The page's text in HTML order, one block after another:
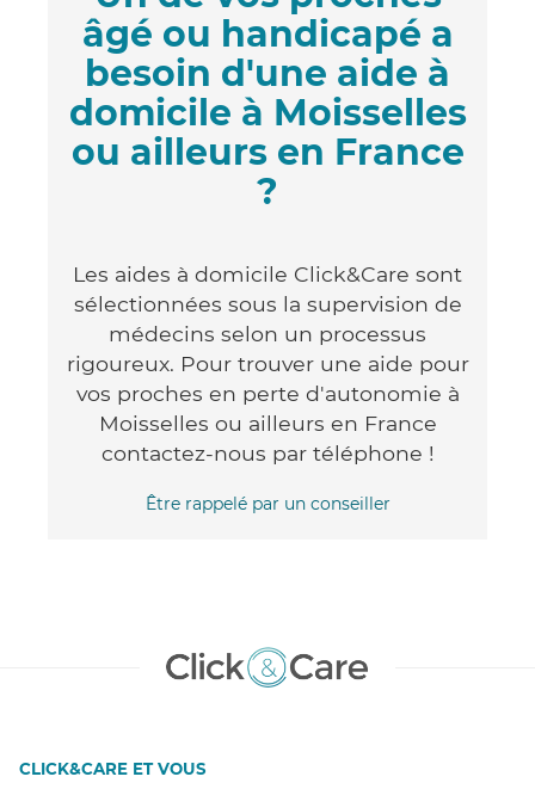
âgé ou handicapé a
besoin d'une aide à
domicile à Moisselles
ou ailleurs en France
?
Les aides à domicile Click&Care sont
sélectionnées sous la supervision de
médecins selon un processus
rigoureux. Pour trouver une aide pour
vos proches en perte d'autonomie à
Moisselles ou ailleurs en France
contactez-nous par téléphone !
Être rappelé par un conseiller
CLICK&CARE ET VOUS